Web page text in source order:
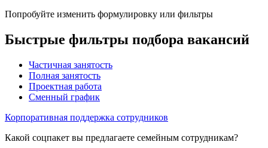
Попробуйте изменить формулировку или фильтры
Быстрые фильтры подбора вакансий
Частичная занятость
Полная занятость
Проектная работа
Сменный график
Корпоративная поддержка сотрудников
Какой соцпакет вы предлагаете семейным сотрудникам?